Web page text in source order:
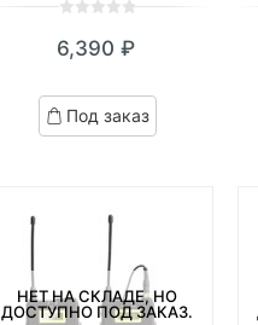
out
based
on
6,390₽
Под заказ
НЕТ НА СКЛАДЕ, НО
ДОСТУПНО ПОД ЗАКАЗ.